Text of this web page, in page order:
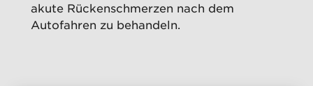
akute Rückenschmerzen nach dem
Autofahren zu behandeln.